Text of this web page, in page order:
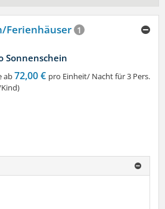
Ferienhäuser 1
Sonnenschein
ab72,00 € pro Einheit/ Nacht für 3 Pers.